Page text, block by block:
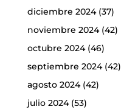
diciembre 2024(37)
noviembre 2024(42)
octubre 2024(46)
septiembre 2024(42)
agosto 2024(42)
julio 2024(53)